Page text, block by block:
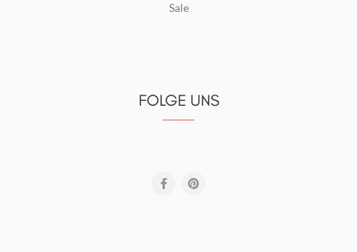
Sale
FOLGE UNS